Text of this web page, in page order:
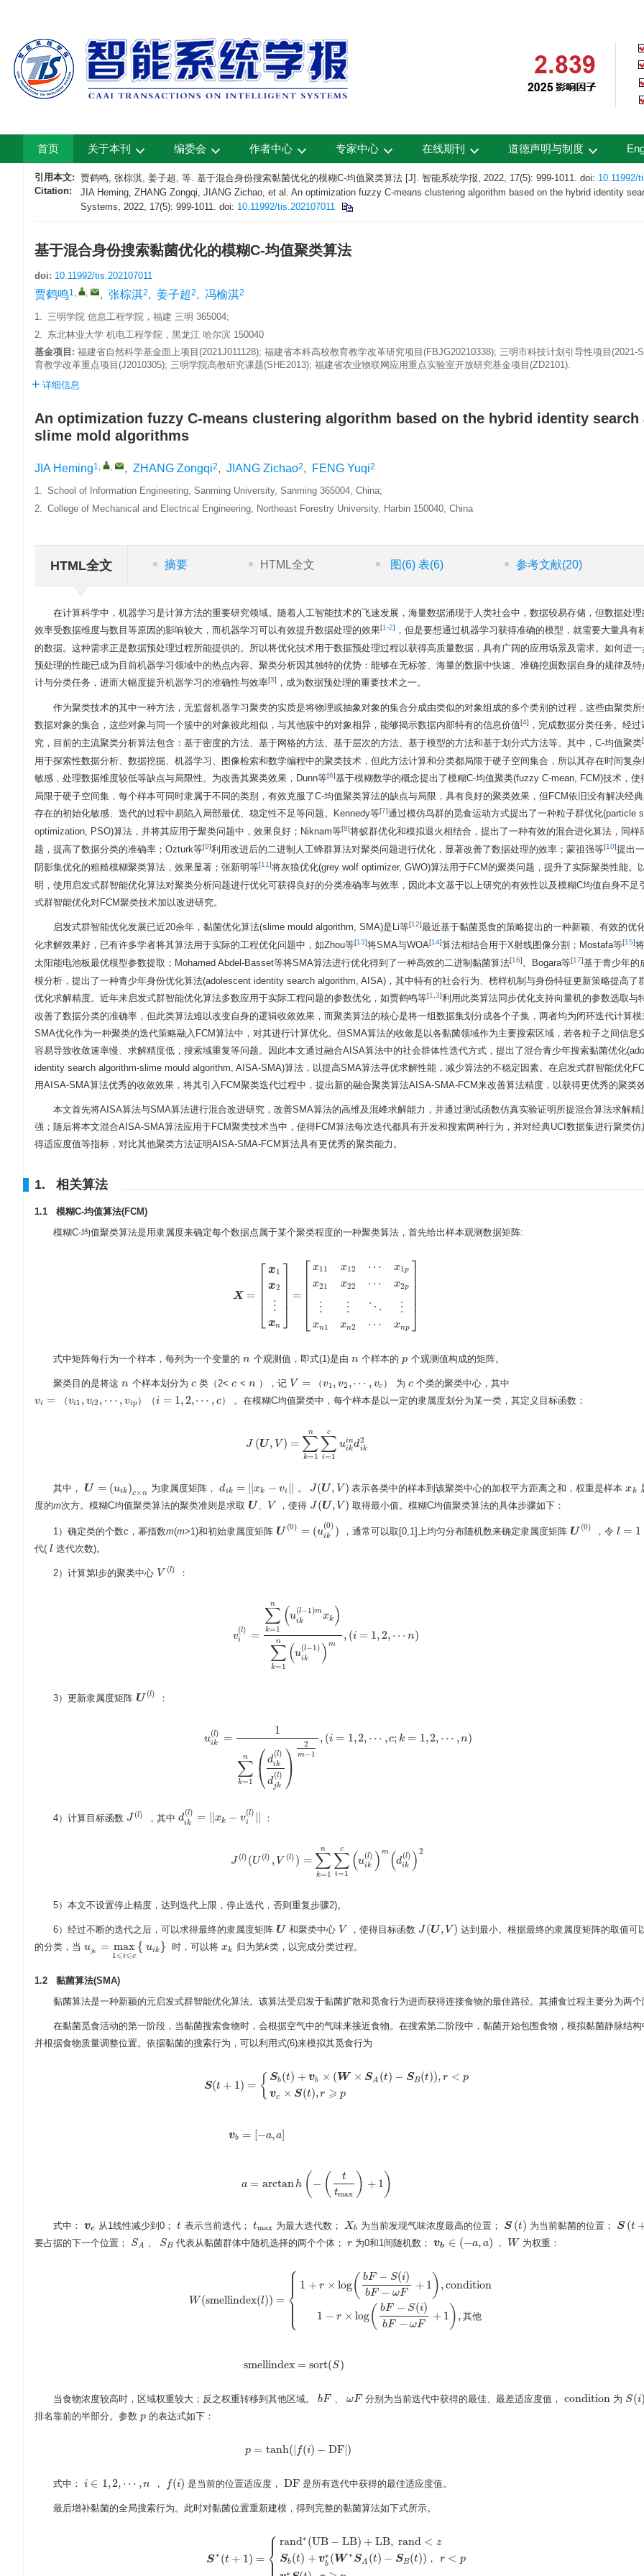
首页 关于本刊 编委会 作者中心 专家中心 在线期刊 道德声明与制度
引用本文: 贾鹤鸣, 张棕淇, 姜子超, 等. 基于混合身份搜索黏菌优化的模糊C-均值聚类算法 [J]. 智能系统学报, 2022, 17(5): 999-1011. doi: 10.11992/
Citation:
JIA Heming, ZHANG Zongqi, JIANG Zichao, et al. An optimization fuzzy C-means clustering algorithm based on the hybrid identity
Systems, 2022, 17(5): 999-1011. doi: 10.11992/tis.202107011
基于混合身份搜索黏菌优化的模糊C-均值聚类算法
doi: 10.11992/tis.202107011
贾鹤鸣1, , , 张棕淇2, 姜子超2, 冯榆淇2
1. 三明学院 信息工程学院，福建 三明 365004;
2. 东北林业大学 机电工程学院，黑龙江 哈尔滨 150040
基金项目: 福建省自然科学基金面上项目(2021J011128); 福建省本科高校教育教学改革研究项目(FBJG20210338); 三明市科技计划引导性项目(2021-
育教学改革重点项目(J2010305); 三明学院高教研究课题(SHE2013); 福建省农业物联网应用重点实验室开放研究基金项目(ZD2101).
详细信息
An optimization fuzzy C-means clustering algorithm based on the hybrid identity search
slime mold algorithms
JIA Heming1, , , ZHANG Zongqi2, JIANG Zichao2, FENG Yuqi2
1. School of Information Engineering, Sanming University, Sanming 365004, China;
2. College of Mechanical and Electrical Engineering, Northeast Forestry University, Harbin 150040, China
HTML全文 摘要 HTML全文 图 (6) 表(6) 参考文献(20)
在计算科学中，机器学习是计算方法的重要研究领域。随着人工智能技术的飞速发展，海量数据涌现于人类社会中，数据较易存储，但数据处
效率受数据维度与数目等原因的影响较大，而机器学习可以有效提升数据处理的效果[1-2] ，但是要想通过机器学习获得准确的模型，就需要大量具有
的数据。这种需求正是数据预处理过程所能提供的。所以将优化技术用于数据预处理过程以获得高质量数据，具有广阔的应用场景及需求。如何进
预处理的性能已成为目前机器学习领域中的热点内容。聚类分析因其独特的优势：能够在无标签、海量的数据中快速、准确挖掘数据自身的规律及
计与分类任务，进而大幅度提升机器学习的准确性与效率[3] ，成为数据预处理的重要技术之一。
作为聚类技术的其中一种方法，无监督机器学习聚类的实质是将物理或抽象对象的集合分成由类似的对象组成的多个类别的过程，这些由聚类所
数据对象的集合，这些对象与同一个簇中的对象彼此相似，与其他簇中的对象相异，能够揭示数据内部特有的信息价值[4] ，完成数据分类任务。经
究，目前的主流聚类分析算法包含：基于密度的方法、基于网格的方法、基于层次的方法、基于模型的方法和基于划分式方法等。其中，C-均值聚类[
用于探索性数据分析、数据挖掘、机器学习、图像检索和数学编程中的聚类技术，但此方法计算和分类都局限于硬子空间集合，所以其存在时间复
敏感，处理数据维度较低等缺点与局限性。为改善其聚类效果，Dunn等[6]基于模糊数学的概念提出了模糊C-均值聚类(fuzzy C-mean, FCM)技术，使
局限于硬子空间集，每个样本可同时隶属于不同的类别，有效克服了C-均值聚类算法的缺点与局限，具有良好的聚类效果，但FCM依旧没有解决经
存在的初始化敏感、迭代的过程中易陷入局部最优、稳定性不足等问题。Kennedy等[7]通过模仿鸟群的觅食运动方式提出了一种粒子群优化(particle
optimization, PSO)算法，并将其应用于聚类问题中，效果良好；Niknam等[8]将蚁群优化和模拟退火相结合，提出了一种有效的混合进化算法，同样
题，提高了数据分类的准确率；Ozturk等[9]利用改进后的二进制人工蜂群算法对聚类问题进行优化，显著改善了数据处理的效率；蒙祖强等[10]提出
阴影集优化的粗糙模糊聚类算法，效果显著；张新明等[11]将灰狼优化(grey wolf optimizer, GWO)算法用于FCM的聚类问题，提升了实际聚类性能。
明，使用启发式群智能优化算法对聚类分析问题进行优化可获得良好的分类准确率与效率，因此本文基于以上研究的有效性以及模糊C均值自身不足
式群智能优化对FCM聚类技术加以改进研究。
启发式群智能优化发展已近20余年，黏菌优化算法(slime mould algorithm, SMA)是Li等[12]最近基于黏菌觅食的策略提出的一种新颖、有效的优
化求解效果好，已有许多学者将其算法用于实际的工程优化问题中，如Zhou等[13]将SMA与WOA[14]算法相结合用于X射线图像分割；Mostafa等[15]
太阳能电池板最优模型参数提取；Mohamed Abdel-Basset等将SMA算法进行优化得到了一种高效的二进制黏菌算法[16]。Bogara等[17]基于青少年的
模分析，提出了一种青少年身份优化算法(adolescent identity search algorithm, AISA)，其中特有的社会行为、榜样机制与身份特征更新策略提高了
优化求解精度。近年来启发式群智能优化算法多数应用于实际工程问题的参数优化，如贾鹤鸣等[1 3]利用此类算法同步优化支持向量机的参数选取与
改善了数据分类的准确率，但此类算法难以改变自身的逻辑收敛效果，而聚类算法的核心是将一组数据集划分成各个子集，两者均为闭环迭代计算
SMA优化作为一种聚类的迭代策略融入FCM算法中，对其进行计算优化。但SMA算法的收敛是以各黏菌领域作为主要搜索区域，若各粒子之间信息
容易导致收敛速率慢、求解精度低，搜索域重复等问题。因此本文通过融合AISA算法中的社会群体性迭代方式，提出了混合青少年搜索黏菌优化
identity search algorithm-slime mould algorithm, AISA-SMA)算法，以提高SMA算法寻优求解性能，减少算法的不稳定因素。在启发式群智能优化
用AISA-SMA算法优秀的收敛效果，将其引入FCM聚类迭代过程中，提出新的融合聚类算法AISA-SMA-FCM来改善算法精度，以获得更优秀的聚类效
本文首先将AISA算法与SMA算法进行混合改进研究，改善SMA算法的高维及混峰求解能力，并通过测试函数仿真实验证明所提混合算法求解精
强；随后将本文混合AISA-SMA算法应用于FCM聚类技术当中，使得FCM算法每次迭代都具有开发和搜索两种行为，并对经典UCI数据集进行聚类
得适应度值等指标，对比其他聚类方法证明AISA-SMA-FCM算法具有更优秀的聚类能力。
1. 相关算法
1.1 模糊C-均值算法(FCM)
模糊C-均值聚类算法是用隶属度来确定每个数据点属于某个聚类程度的一种聚类算法，首先给出样本观测数据矩阵:
X =
⎡
⎣
⎢⎢⎢⎢
x1
x2
⋮
xn
⎤
⎦
⎥⎥⎥⎥ =
⎡
⎣
⎢⎢⎢⎢⎢
x11
x21
⋮
xn1
x12
x22
⋮
xn2
⋯
⋯
⋱
⋯
x1p
x2p
⋮
xnp
⎤
⎦
⎥⎥⎥⎥⎥
X= [x1 x2 n] =[x 11 ⋮
式中矩阵每行为一个样本，每列为一个变量的 n
n 个观测值，即式(1)是由 n
n 个样本的p
p 个观测值构成的矩阵。
聚类目的是将这 n
n 个样本划分为 c
c 类（2<c
c < n
n ），记 V = （v1, v2 ,⋯ , vc ）
V （ 1,v2, ⋯,vc） 为 c
c 个类的聚类中心，其中
vi = （vi1 , vi2 , ⋯ , vip ） （i = 1,2,⋯ , c）
vi= （ 1,vi2 ,⋯, v i p ）（i=1 ,⋯ ,c） 。在模糊C均值聚类中，每个样本是以一定的隶属度划分为某一类，其定义目标函数：
J (U , V ) = ∑
k=1
n ∑
i=1
c
uin
ikd2
ik
J( U,V ) =∑k =1 n∑ 1c kindik2
其中， U = (uik )c×n
U= (ui k)c×n 为隶属度矩阵，dik = |xk − vi
dik=||x −vi | 。 J(U, V )
J(U,V) 表示各类中的样本到该聚类中心的加权平方距离之和，权重是样本xk
xk
度的m次方。模糊C均值聚类算法的聚类准则是求取 U 、 V
U、 V ，使得 J (U, V )
J( U,V) 取得最小值。模糊C均值聚类算法的具体步骤如下：
1）确定类的个数c ，幂指数m(m>1)和初始隶属度矩阵 U (0) = (u
(0)
ik )
U( 0)= uik(0)) ，通常可以取[0,1]上均匀分布随机数来确定隶属度矩阵 U (0)
U( 0) ，令 l = 1
l=1
代( l
l 迭代次数)。
2）计算第l步的聚类中心 V (l)
V( l) ：
v
(l)
i =
∑
k=1
n (u
(l−1)m
ik xk )
∑
k=1
n (u
(l−1)
ik ) m
, (i = 1,2, ⋯ n)
vi(l) =∑ k=1n(uik(l−1)mxk)∑k =1 n(u ik( l−1) )m ,(i =
3）更新隶属度矩阵 U (l)
U( ) ：
u
(l)
ik =
1
∑
k=1
n ⎛
⎝
d
(l)
ik
d
(l)
jk
⎞
⎠
2
m−1
, (i = 1,2, ⋯ ,c; k = 1,2, ⋯ ,n)
ui k(l)=1∑k=1n(dik(l)djk (l ))2 m−1,(i= 1 ,2, ⋯,c;k=1 ,2,⋯ ,n)
4）计算目标函数 J (l)
J( l) ，其中 d
(l)
ik = xk − v
(l)
i
dik( )=| k−v i(l) || ：
J (l) (U (l) , V (l) ) = ∑
k=1
n ∑
i=1
c (u
(l)
ik ) m (d
(l)
ik ) 2
J( l)(U(l) ,V(l ))= ∑ k= 1n =1 u ik(l)) m ik(l))2
5）本文不设置停止精度，达到迭代上限，停止迭代，否则重复步骤2)。
6）经过不断的迭代之后，可以求得最终的隶属度矩阵 U
U 和聚类中心 V
V ，使得目标函数 J (U, V )
J( U,V)
达到最小。根据最终的隶属度矩阵的取值可
的分类，当 ujk = max
1⩽i⩽c
{ uik }
ujk =max1⩽i ⩽ c{ui k 时，可以将xk
xk 归为第k类，以完成分类过程。
1.2 黏菌算法(SMA)
黏菌算法是一种新颖的元启发式群智能优化算法。该算法受启发于黏菌扩散和觅食行为进而获得连接食物的最佳路径。其捕食过程主要分为两个
在黏菌觅食活动的第一阶段，当黏菌搜索食物时，会根据空气中的气味来接近食物。在搜索第二阶段中，黏菌开始包围食物，模拟黏菌静脉结构
并根据食物质量调整位置。依据黏菌的搜索行为，可以利用式(6)来模拟其觅食行为
S(t + 1 ) = { Sb (t) + vb × ( W × SA (t) − SB(t)), r < p
vc × S(t),r ⩾ p
S(t +1) ={ b( t) + × W A )), r <p S( ) r⩾p
vb = [−a,a]
v b= −a,a]
a = arctan h ( − (
t
tmax ) + 1 )
a=arctanh (− tt max)+ 1)
式中： vc
vc 从1线性减少到0；t
t 表示当前迭代；tmax
tmax 为最大迭代数； Xb
Xb 为当前发现气味浓度最高的位置； S (t)
S( t) 为当前黏菌的位置； S (t
S( t+1)
要占据的下一个位置；
SA
SA SB
SB 代表从黏菌群体中随机选择的两个个体； r
r 为0和1间随机数；vb ∈ (−a, a)
vb∈(−a,a) ， W
W 为权重：
W(smellindex(l)) =
⎧
⎩
⎨
⎪
⎪
⎪
⎪⎪⎪
1 + r × log( bF − S(i)
bF − ωF
+ 1 ) , condition
1 − r × log( bF − S(i)
bF − ωF
+ 1 ) , 其他
W( smellindex(l))={ 1 + r×log F+ c o nd n1−r ×log b
smellindex = sort(S)
smellindex=sort(S)
当食物浓度较高时，区域权重较大；反之权重转移到其他区域。 bF
bF ωF
ωF 分别为当前迭代中获得的最佳、最差适应度值，condition
condition 为 S(i)
S(i)
排名靠前的半部分。参数 p
p 的表达式如下：
p = tanh( f(i) − DF| )
p=tanh f(i)− DF |)
式中： i ∈ 1,2, ⋯ ,n
i∈1 2,⋯, n ， f(i)
f(i) 是当前的位置适应度， DF
DF 是所有迭代中获得的最佳适应度值。
最后增补黏菌的全局搜索行为。此时对黏菌位置重新建模，得到完整的黏菌算法如下式所示。
S ∗ (t + 1) = ⎧
⎨⎪ rand∗ (UB − LB) + LB, rand < z
Sb (t) + v∗
b ( W ∗ SA (t) − SB(t)) ， r < p
∗
S∗ (t+1) ={ rand ∗ UB−L B )+ LB,r and <zSb(t )+vb ∗(W∗ S A t)−S B(